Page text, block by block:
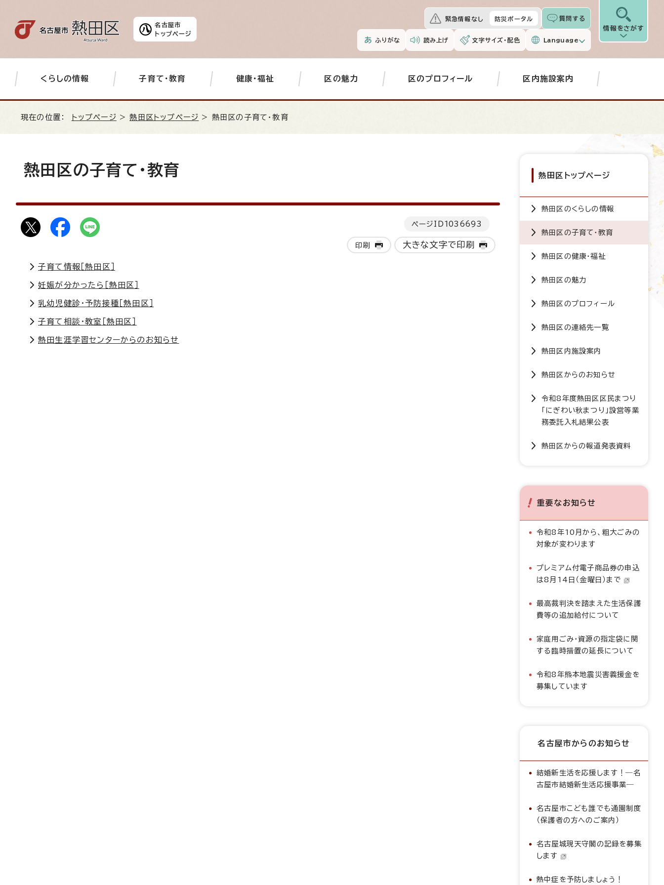
名古屋市
トップページ
緊急情報なし 防災ポータル 質問する
ふりがな 読み上げ 文字サイズ・配色 Language
情報をさがす
くらしの情報 子育て・教育 健康・福祉 区の魅力 区のプロフィール 区内施設案内
現在の位置： トップページ >熱田区トップページ > 熱田区の子育て・教育
熱田区の子育て・教育
ページID 1036693
印刷 大きな文字で印刷
子育て情報［熱田区］
妊娠が分かったら［熱田区］
乳幼児健診・予防接種［熱田区］
子育て相談・教室［熱田区］
熱田生涯学習センターからのお知らせ
熱田区トップページ
熱田区のくらしの情報
熱田区の子育て・教育
熱田区の健康・福祉
熱田区の魅力
熱田区のプロフィール
熱田区の連絡先一覧
熱田区内施設案内
熱田区からのお知らせ
令和8年度熱田区区民まつり
「にぎわい秋まつり」設営等業
務委託入札結果公表
熱田区からの報道発表資料
重要なお知らせ
令和8年10月から、粗大ごみの
対象が変わります
プレミアム付電子商品券の申込
は8月14日（金曜日）まで
最高裁判決を踏まえた生活保護
費等の追加給付について
家庭用ごみ・資源の指定袋に関
する臨時措置の延長について
令和8年熊本地震災害義援金を
募集しています
名古屋市からのお知らせ
結婚新生活を応援します！―名
古屋市結婚新生活応援事業―
名古屋市こども誰でも通園制度
（保護者の方へのご案内）
名古屋城現天守閣の記録を募集
します
熱中症を予防しましょう！